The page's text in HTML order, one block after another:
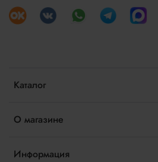
Каталог
О магазине
Информация